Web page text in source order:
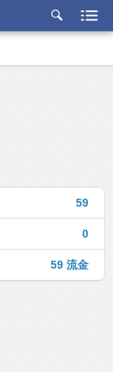
etu
59
0
59 流金